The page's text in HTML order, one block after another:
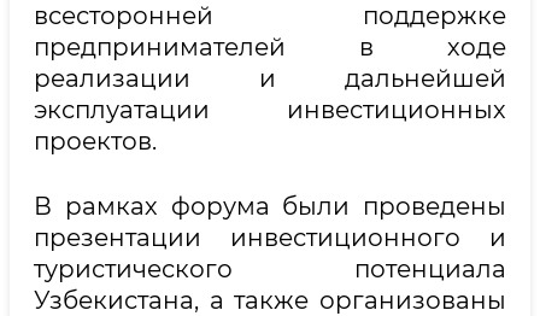
всесторонней поддержке
предпринимателей в ходе
реализации и дальнейшей
эксплуатации инвестиционных
проектов.
В рамках форума были проведены
презентации инвестиционного и
туристического потенциала
Узбекистана, а также организованы